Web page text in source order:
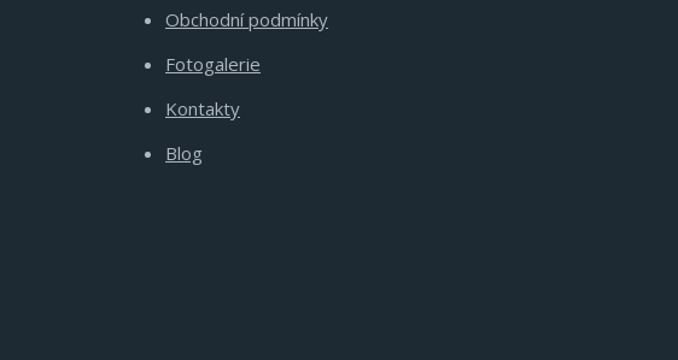
Obchodní podmínky
Fotogalerie
Kontakty
Blog